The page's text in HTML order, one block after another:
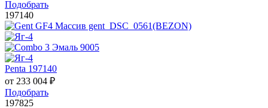
Подобрать
197140
Penta 197140
от 233 004 ₽
Подобрать
197825